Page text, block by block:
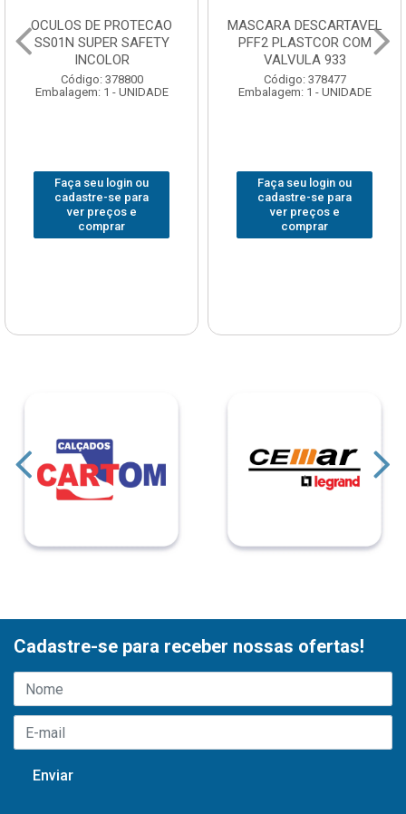
OCULOS DE PROTECAO
SS01N SUPER SAFETY
INCOLOR
Código: 378800
Embalagem: 1 - UNIDADE
Faça seu login ou
cadastre-se para
ver preços e
comprar
MASCARA DESCARTAVEL
PFF2 PLASTCOR COM
VALVULA 933
Código: 378477
Embalagem: 1 - UNIDADE
Faça seu login ou
cadastre-se para
ver preços e
comprar
Cadastre-se para receber nossas ofertas!